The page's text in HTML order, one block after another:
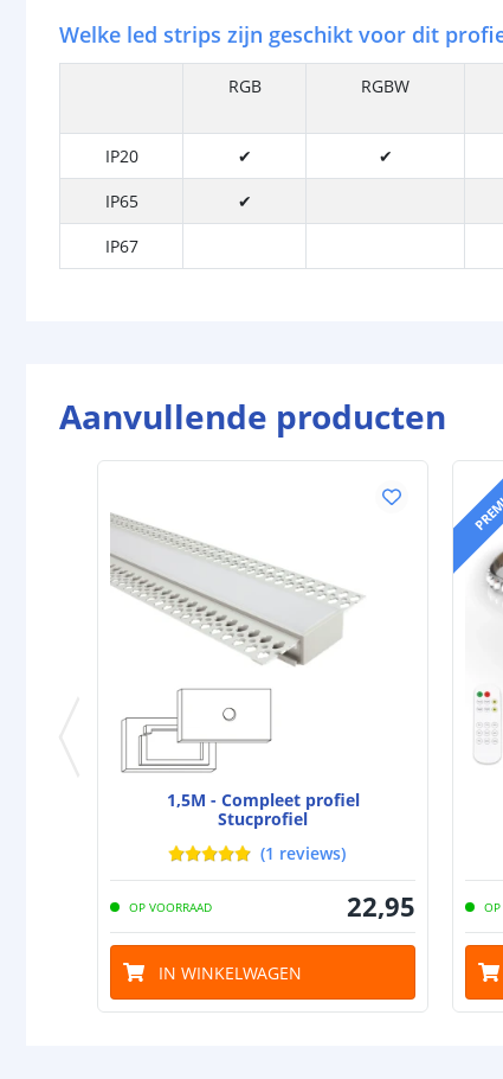
Welke led strips zijn geschikt voor dit
RGB RGBW
IP20
✔ ✔
IP65
✔
IP67
Aanvullende producten
1,5M - Compleet profiel
Stucprofiel
(1 reviews)
OP VOORRAAD 22,95
IN WINKELWAGEN
OP